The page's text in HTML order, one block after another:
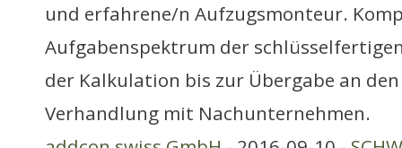
und erfahrene/n Aufzugsmonteur.
Aufgabenspektrum der
der Kalkulation bis zur Übergabe an
Verhandlung mit Nachunternehmen.